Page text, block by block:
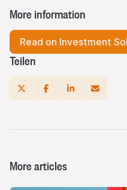
More information
Read on Investment
Teilen
More articles